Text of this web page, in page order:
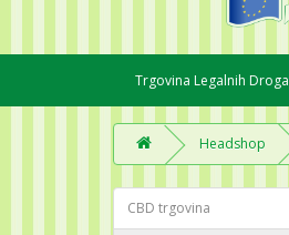
Trgovina Legalnih Droga
Headshop
CBD trgovina